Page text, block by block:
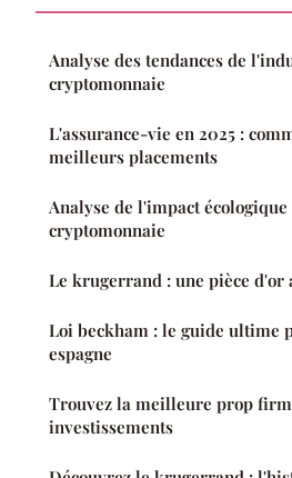
Analyse des tendances de
cryptomonnaie
L'assurance-vie en 2025 :
meilleurs placements
Analyse de l'impact écologique
cryptomonnaie
Le krugerrand : une pièce d'or
Loi beckham : le guide ultime
espagne
Trouvez la meilleure prop
investissements